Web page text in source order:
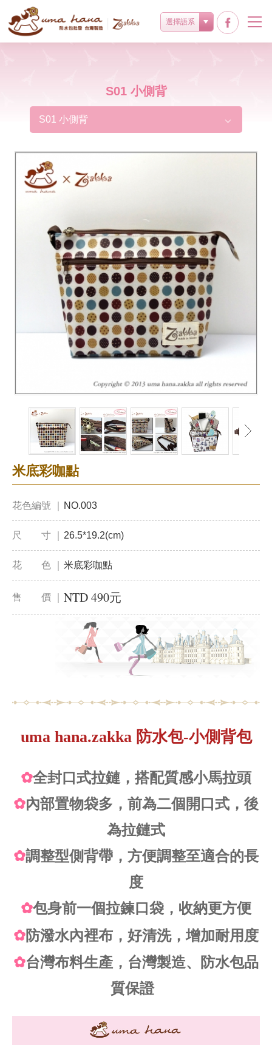
選擇語系
S01 小側背
S01 小側背
米底彩咖點
花色編號 ｜ NO.003
尺 寸 ｜ 26.5*19.2(cm)
花 色 ｜ 米底彩咖點
售 價 ｜ NTD 490元
uma hana.zakka 防水包-小側背包
✿全封口式拉鏈，搭配質感小馬拉頭
✿內部置物袋多，前為二個開口式，後
為拉鏈式
✿調整型側背帶，方便調整至適合的長
度
✿包身前一個拉鍊口袋，收納更方便
✿防潑水內裡布，好清洗，增加耐用度
✿台灣布料生產，台灣製造、防水包品
質保證